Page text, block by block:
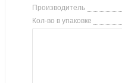
Производитель
Кол-во в упаковке